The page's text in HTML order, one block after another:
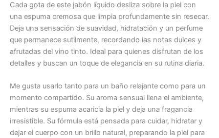
Cada gota de este jabón líquido desliza sobre la piel con
una espuma cremosa que limpia profundamente sin resecar.
Deja una sensación de suavidad, hidratación y un perfume
que permanece sutilmente, recordando las notas dulces y
afrutadas del vino tinto. Ideal para quienes disfrutan de los
detalles y buscan un toque de elegancia en su rutina diaria.
Me gusta usarlo tanto para un baño relajante como para un
momento compartido. Su aroma sensual llena el ambiente,
mientras su espuma acaricia la piel y deja una fragancia
irresistible. Su fórmula está pensada para cuidar, hidratar y
dejar el cuerpo con un brillo natural, preparando la piel para